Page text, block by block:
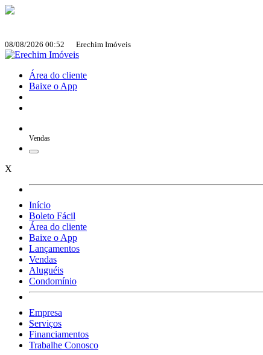
08/08/2026 00:52 Erechim Imóveis
Área do cliente
Baixe o App
Vendas
X
Início
Boleto Fácil
Área do cliente
Baixe o App
Lançamentos
Vendas
Aluguéis
Condomínio
Empresa
Serviços
Financiamentos
Trabalhe Conosco